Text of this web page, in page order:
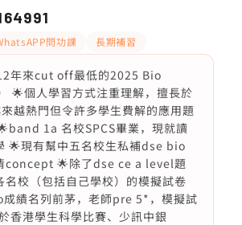
問功課 長期補習
年來cut off最低的2025 Bio
🌟個人學習方式注重理解，擅長於
越熱門但令許多學生費解的應用題
1a 名校SPCS畢業，現就讀
🌟現有幫中五名校生私補dse bio
concept 🌟除了dse ce a level題
名校（包括自己學校）的模擬試卷
績名列前茅，老師pre 5*，模擬試
香港學生科學比賽、少訊中銀